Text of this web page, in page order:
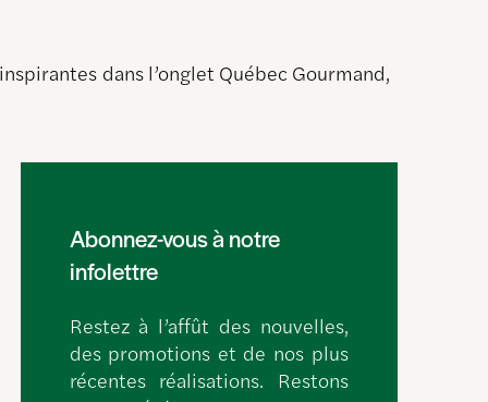
dans l’onglet Québec Gourmand,
Abonnez-vous à notre
infolettre
Restez à l’affût des nouvelles,
des promotions et de nos plus
récentes réalisations. Restons